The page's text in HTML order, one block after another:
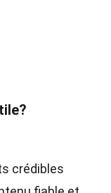
crédibles